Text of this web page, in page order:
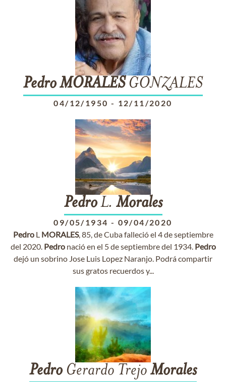
PedroMORALESGONZALES
04/12/1950 - 12/11/2020
PedroL. Morales
09/05/1934 - 09/04/2020
PedroL MORALES, 85, de Cuba falleció el 4 de septiembre
del 2020. Pedronació en el 5 de septiembre del 1934. Pedro
dejó un sobrino Jose Luis Lopez Naranjo. Podrá compartir
sus gratos recuerdos y...
PedroGerardo Trejo Morales